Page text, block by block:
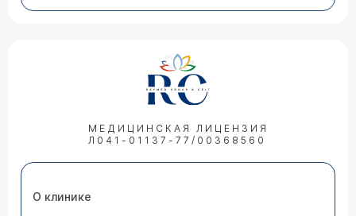
МЕДИЦИНСКАЯ ЛИЦЕНЗИЯ
Л041-01137-77/00368560
О клинике